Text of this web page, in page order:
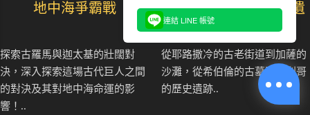
地中海爭霸戰
探索古羅馬與迦太基的壯闊對
決，深入探索這場古代巨人之間
的對決及其對地中海命運的影
響！..
以巴衝突中的文化與遺
從耶路撒冷的古老街道到加薩的
沙灘，從希伯倫的古墓到耶利哥
的歷史遺跡..
連結 LINE 帳號